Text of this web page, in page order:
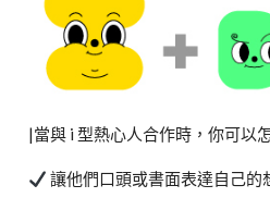
|當與 i 型熱心人合作時，你可以
讓他們口頭或書面表達自己的